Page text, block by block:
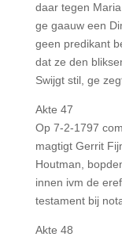
daar tegen
ge gaauw een
geen predikant
dat ze den
Swijgt stil, ge
Akte 47
Op 7-2-1797
magtigt Gerrit
Houtman,
innen ivm de
testament bij
Akte 48